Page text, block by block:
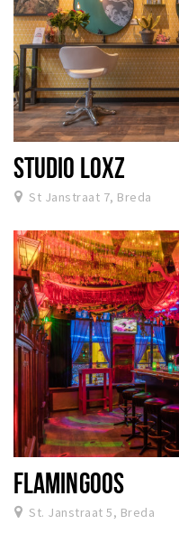
STUDIO LOXZ
St Janstraat 7, Breda
FLAMINGOOS
St. Janstraat 5, Breda